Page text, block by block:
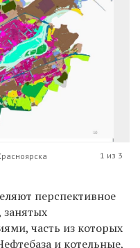
1 из 3
перспективное
занятых
часть из которых
и котельные,